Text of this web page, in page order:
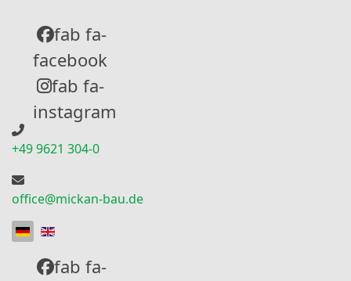
fab fa-
facebook
fab fa-
instagram
+49 9621 304-0
office@mickan-bau.de
Sprache auswählen
fab fa-